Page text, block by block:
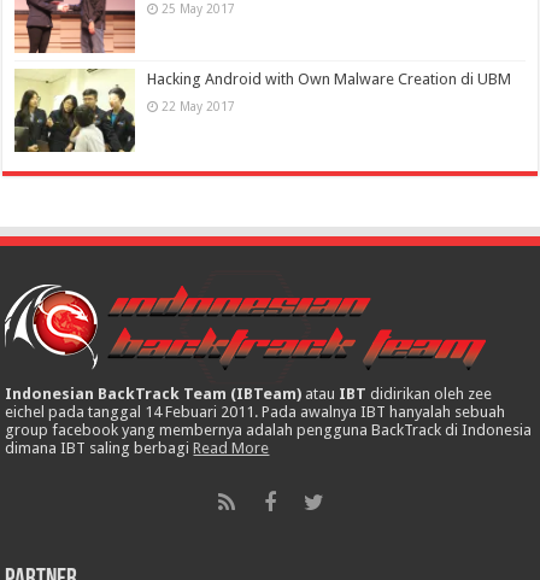
25 May 2017
Hacking Android with Own Malware Creation di UBM
22 May 2017
Indonesian BackTrack Team (IBTeam) atau IBT didirikan oleh zee
eichel pada tanggal 14 Febuari 2011. Pada awalnya IBT hanyalah sebuah
group facebook yang membernya adalah pengguna BackTrack di Indonesia
dimana IBT saling berbagiRead More